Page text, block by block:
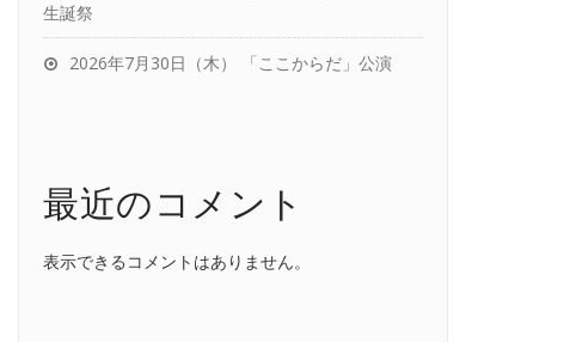
生誕祭
2026年7月30日（木） 「ここからだ」公演
最近のコメント
表示できるコメントはありません。